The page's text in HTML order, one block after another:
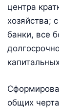
центра
хозяйства;
банки, все
общих